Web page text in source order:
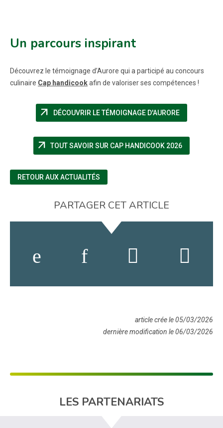
Un parcours inspirant
Découvrez le témoignage d’Aurore qui a participé au concours
culinaire Cap handicookafin de valoriser ses compétences !
arrow_outward DÉCOUVRIR LE TÉMOIGNAGE D'AURORE(NOUVELLE
arrow_outward TOUT SAVOIR SUR CAP HANDICOOK 2026(NOUVELLE
RETOUR AUX ACTUALITÉS
PARTAGER CET ARTICLE
article crée le 05/03/2026
dernière modification le 06/03/2026
LES PARTENARIATS